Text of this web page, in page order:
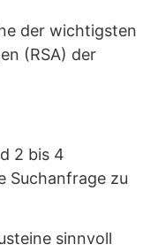
der wichtigsten
(RSA) der
2 bis 4
Suchanfrage zu
sinnvoll